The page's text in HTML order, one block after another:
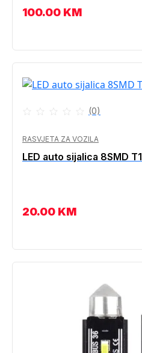
100.00 KM
(0)
RASVJETA ZA VOZILA
LED auto sijalica 8SMD
20.00 KM